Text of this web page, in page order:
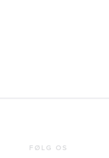
FØLG OS